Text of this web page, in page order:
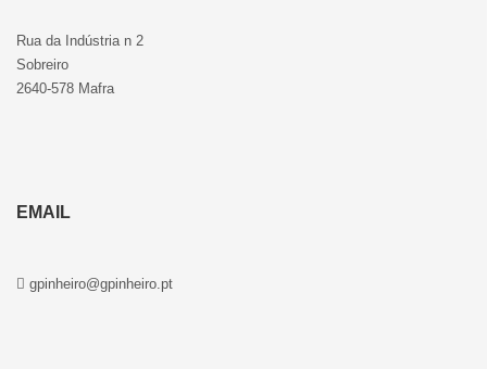
Rua da Indústria n 2
Sobreiro
2640-578 Mafra
EMAIL
gpinheiro@gpinheiro.pt